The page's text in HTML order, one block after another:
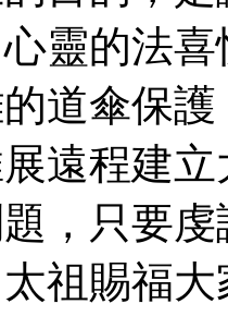
靈的法
道傘保
遠程建
，只要
祖 賜福